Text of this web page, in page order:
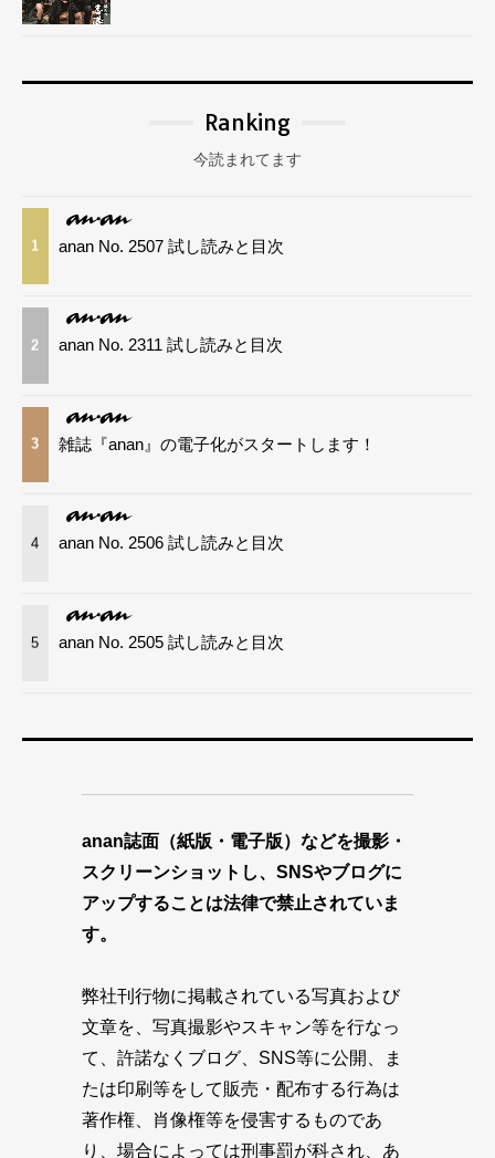
Ranking
今読まれてます
1 anan No. 2507 試し読みと目次
2 anan No. 2311 試し読みと目次
3 雑誌『anan』の電子化がスタートします！
4 anan No. 2506 試し読みと目次
5 anan No. 2505 試し読みと目次
anan誌面（紙版・電子版）などを撮影・
スクリーンショットし、SNSやブログに
アップすることは法律で禁止されていま
す。
弊社刊行物に掲載されている写真および
文章を、写真撮影やスキャン等を行なっ
て、許諾なくブログ、SNS等に公開、ま
たは印刷等をして販売・配布する行為は
著作権、肖像権等を侵害するものであ
り、場合によっては刑事罰が科され、あ